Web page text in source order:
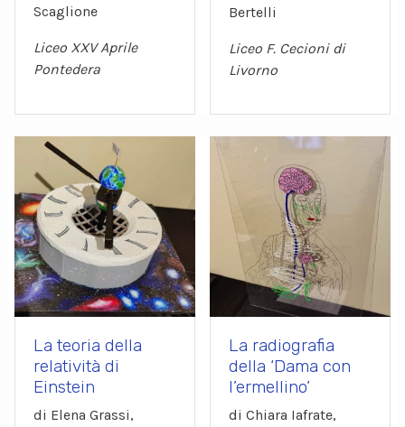
Scaglione
Liceo XXV Aprile
Pontedera
Bertelli
Liceo F. Cecioni di
Livorno
La teoria della
relatività di
Einstein
di Elena Grassi,
La radiografia
della ‘Dama con
l’ermellino’
di Chiara Iafrate,